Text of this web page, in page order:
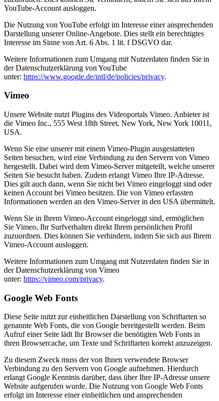
YouTube-Account ausloggen.
Die Nutzung von YouTube erfolgt im Interesse einer ansprechenden
Darstellung unserer Online-Angebote. Dies stellt ein berechtigtes
Interesse im Sinne von Art. 6 Abs. 1 lit. f DSGVO dar.
Weitere Informationen zum Umgang mit Nutzerdaten finden Sie in
der Datenschutzerklärung von YouTube
unter: https://www.google.de/intl/de/policies/privacy.
Vimeo
Unsere Website nutzt Plugins des Videoportals Vimeo. Anbieter ist
die Vimeo Inc., 555 West 18th Street, New York, New York 10011,
USA.
Wenn Sie eine unserer mit einem Vimeo-Plugin ausgestatteten
Seiten besuchen, wird eine Verbindung zu den Servern von Vimeo
hergestellt. Dabei wird dem Vimeo-Server mitgeteilt, welche unserer
Seiten Sie besucht haben. Zudem erlangt Vimeo Ihre IP-Adresse.
Dies gilt auch dann, wenn Sie nicht bei Vimeo eingeloggt sind oder
keinen Account bei Vimeo besitzen. Die von Vimeo erfassten
Informationen werden an den Vimeo-Server in den USA übermittelt.
Wenn Sie in Ihrem Vimeo-Account eingeloggt sind, ermöglichen
Sie Vimeo, Ihr Surfverhalten direkt Ihrem persönlichen Profil
zuzuordnen. Dies können Sie verhindern, indem Sie sich aus Ihrem
Vimeo-Account ausloggen.
Weitere Informationen zum Umgang mit Nutzerdaten finden Sie in
der Datenschutzerklärung von Vimeo
unter: https://vimeo.com/privacy.
Google Web Fonts
Diese Seite nutzt zur einheitlichen Darstellung von Schriftarten so
genannte Web Fonts, die von Google bereitgestellt werden. Beim
Aufruf einer Seite lädt Ihr Browser die benötigten Web Fonts in
ihren Browsercache, um Texte und Schriftarten korrekt anzuzeigen.
Zu diesem Zweck muss der von Ihnen verwendete Browser
Verbindung zu den Servern von Google aufnehmen. Hierdurch
erlangt Google Kenntnis darüber, dass über Ihre IP-Adresse unsere
Website aufgerufen wurde. Die Nutzung von Google Web Fonts
erfolgt im Interesse einer einheitlichen und ansprechenden